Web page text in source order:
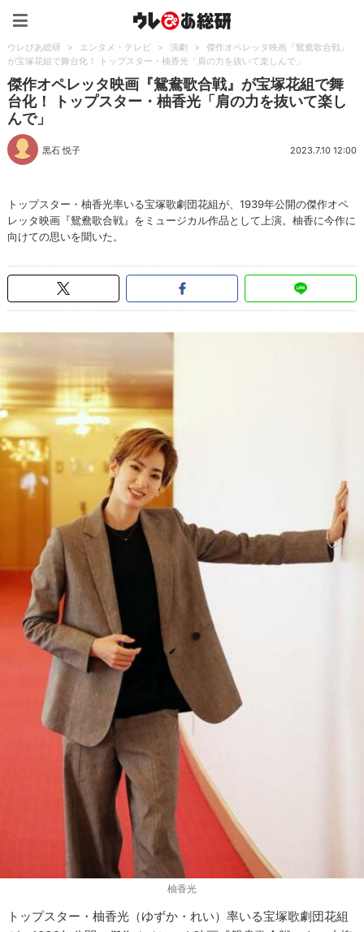
ウレぴあ総研 > エンタメ・テレビ > 演劇 >
傑作オペレッタ映画『鴛鴦歌合戦』
が宝塚花組で舞台化！ トップスター・柚香光「肩の力を抜いて楽しんで」
傑作オペレッタ映画『鴛鴦歌合戦』が宝塚花組で舞
台化！ トップスター・柚香光「肩の力を抜いて楽し
んで」
黒石 悦子 2023.7.10 12:00
トップスター・柚香光率いる宝塚歌劇団花組が、1939年公開の傑作オペ
レッタ映画『鴛鴦歌合戦』をミュージカル作品として上演。柚香に今作に
向けての思いを聞いた。
柚香光
トップスター・柚香光（ゆずか・れい）率いる宝塚歌劇団花組